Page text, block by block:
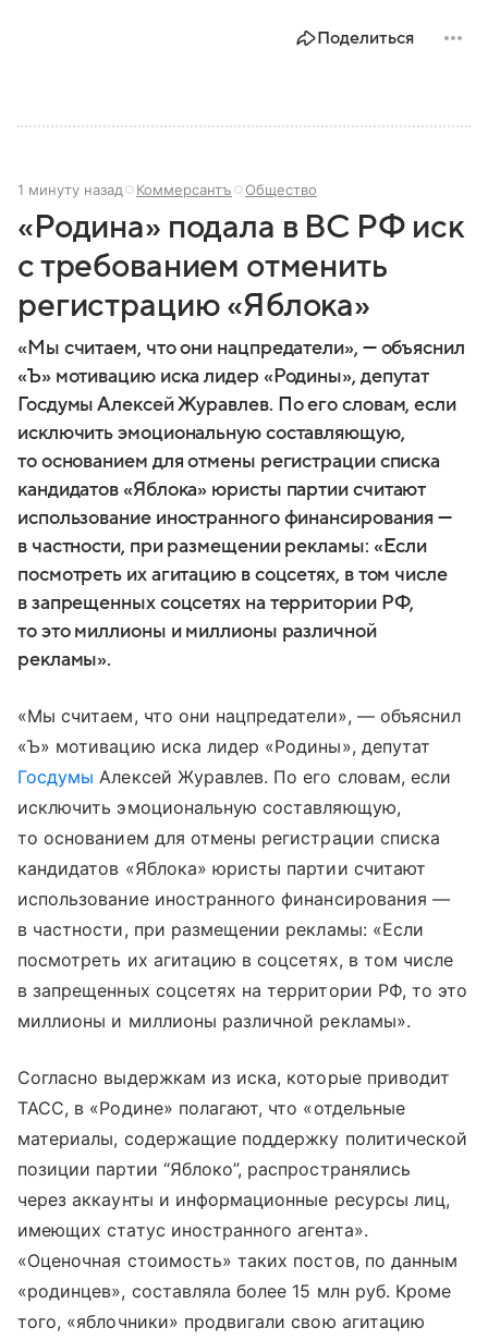
Поделиться
1 минуту назад Коммерсантъ Общество
«Родина» подала в ВС РФ иск
с требованием отменить
регистрацию «Яблока»
«Мы считаем, что они нацпредатели», — объяснил
«Ъ» мотивацию иска лидер «Родины», депутат
Госдумы Алексей Журавлев. По его словам, если
исключить эмоциональную составляющую,
то основанием для отмены регистрации списка
кандидатов «Яблока» юристы партии считают
использование иностранного финансирования —
в частности, при размещении рекламы: «Если
посмотреть их агитацию в соцсетях, в том числе
в запрещенных соцсетях на территории РФ,
то это миллионы и миллионы различной
рекламы».
«Мы считаем, что они нацпредатели», — объяснил
«Ъ» мотивацию иска лидер «Родины», депутат
Госдумы Алексей Журавлев. По его словам, если
исключить эмоциональную составляющую,
то основанием для отмены регистрации списка
кандидатов «Яблока» юристы партии считают
использование иностранного финансирования —
в частности, при размещении рекламы: «Если
посмотреть их агитацию в соцсетях, в том числе
в запрещенных соцсетях на территории РФ, то это
миллионы и миллионы различной рекламы».
Согласно выдержкам из иска, которые приводит
ТАСС, в «Родине» полагают, что «отдельные
материалы, содержащие поддержку политической
позиции партии “Яблоко”, распространялись
через аккаунты и информационные ресурсы лиц,
имеющих статус иностранного агента».
«Оценочная стоимость» таких постов, по данным
«родинцев», составляла более 15 млн руб. Кроме
того, «яблочники» продвигали свою агитацию